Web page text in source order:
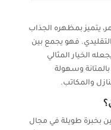
يتميز بمظهره الجذاب
التقليدي. فهو يجمع بين
الخيار المثالي
وسهولة
والمكاتب.
بخبرة طويلة في مجال